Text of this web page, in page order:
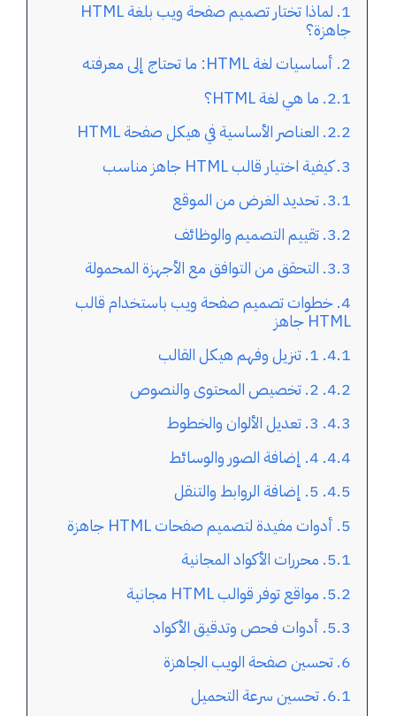
لماذا تختار تصميم صفحة ويب بلغة HTML
جاهزة؟
أساسيات لغة HTML: ما تحتاج إلى معرفته
ما هي لغة HTML؟
العناصر الأساسية في هيكل صفحة HTML
كيفية اختيار قالب HTML جاهز مناسب
تحديد الغرض من الموقع
تقييم التصميم والوظائف
التحقق من التوافق مع الأجهزة المحمولة
خطوات تصميم صفحة ويب باستخدام قالب
HTML جاهز
1. تنزيل وفهم هيكل القالب
2. تخصيص المحتوى والنصوص
3. تعديل الألوان والخطوط
4. إضافة الصور والوسائط
5. إضافة الروابط والتنقل
أدوات مفيدة لتصميم صفحات HTML جاهزة
محررات الأكواد المجانية
مواقع توفر قوالب HTML مجانية
أدوات فحص وتدقيق الأكواد
تحسين صفحة الويب الجاهزة
تحسين سرعة التحميل